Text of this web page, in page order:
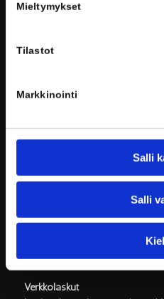
Mieltymykset
Tilastot
Markkinointi
Salli
Salli
Tietosuojaseloste
Verkkolaskut